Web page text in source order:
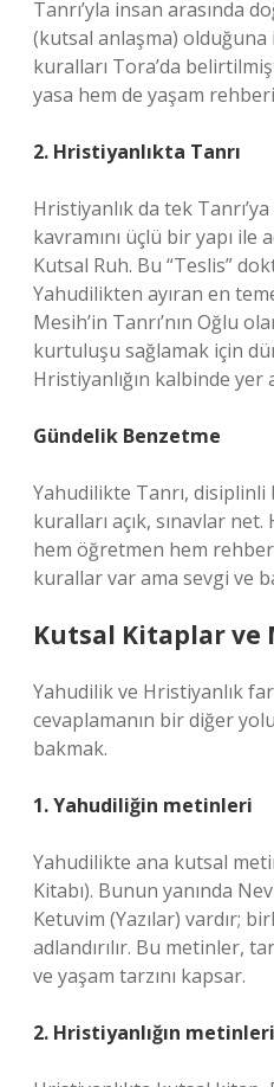
Tanrı’yla insan arasında
(kutsal anlaşma) olduğuna
kuralları Tora’da
yasa hem de yaşam
2. Hristiyanlıkta Tanrı
Hristiyanlık da tek
kavramını üçlü bir yapı ile
Kutsal Ruh. Bu “Teslis”
Yahudilikten ayıran en
Mesih’in Tanrı’nın Oğlu
kurtuluşu sağlamak için
Hristiyanlığın kalbinde yer
Gündelik Benzetme
Yahudilikte Tanrı,
kuralları açık, sınavlar
hem öğretmen hem
kurallar var ama sevgi ve
Kutsal Kitaplar ve
Yahudilik ve Hristiyanlık
cevaplamanın bir diğer
bakmak.
1. Yahudiliğin metinleri
Yahudilikte ana kutsal
Kitabı). Bunun yanında
Ketuvim (Yazılar) vardır;
adlandırılır. Bu metinler,
ve yaşam tarzını kapsar.
2. Hristiyanlığın metinleri